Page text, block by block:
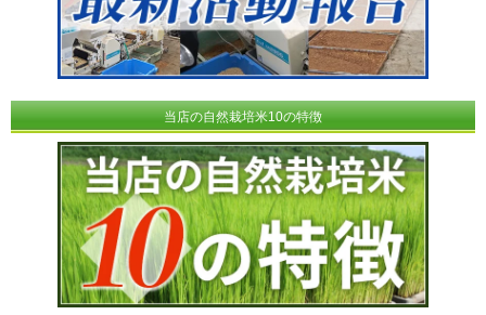
当店の自然栽培米10の特徴